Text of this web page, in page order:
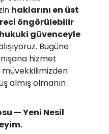
haklarını en üst
öngörülebilir
güvenceyle
Bugüne
hizmet
müvekkilimizden
almış olmanın
— Yeni Nesil